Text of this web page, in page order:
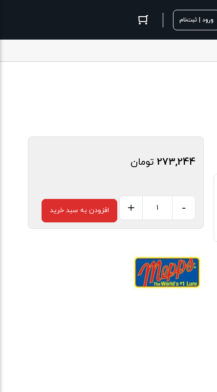
ورود | ثبت‌نام
273,244 تومان
مپس
مات
سایز
۲
-
+ افزودن به سبد خرید